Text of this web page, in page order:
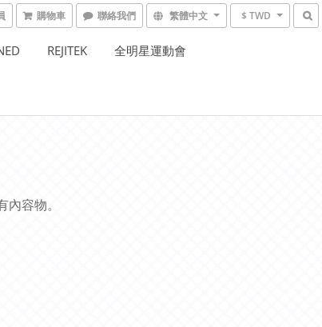
購物車 聯絡我們 繁體中文 $ TWD
REJITEK
全明星運動會
容物。